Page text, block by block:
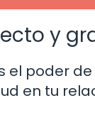
y
el poder
en tu